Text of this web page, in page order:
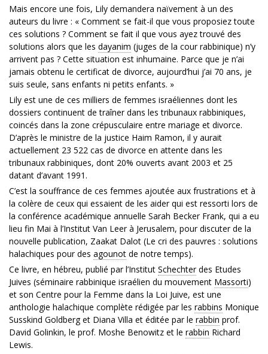
Mais encore une fois, Lily demandera naïvement à un des
auteurs du livre : « Comment se fait-il que vous proposiez toute
ces solutions ? Comment se fait il que vous ayez trouvé des
solutions alors que les dayanim (juges de la cour rabbinique) n’y
arrivent pas ? Cette situation est inhumaine. Parce que je n’ai
jamais obtenu le certificat de divorce, aujourd’hui j’ai 70 ans, je
suis seule, sans enfants ni petits enfants. »
Lily est une de ces milliers de femmes israéliennes dont les
dossiers continuent de traîner dans les tribunaux rabbiniques,
coincés dans la zone crépusculaire entre mariage et divorce.
D’après le ministre de la justice Haim Ramon, il y aurait
actuellement 23 522 cas de divorce en attente dans les
tribunaux rabbiniques, dont 20% ouverts avant 2003 et 25
datant d’avant 1991.
C’est la souffrance de ces femmes ajoutée aux frustrations et à
la colère de ceux qui essaient de les aider qui est ressorti lors de
la conférence académique annuelle Sarah Becker Frank, qui a eu
lieu fin Mai à l’Institut Van Leer à Jerusalem, pour discuter de la
nouvelle publication, Zaakat Dalot (Le cri des pauvres : solutions
halachiques pour des agounot de notre temps).
Ce livre, en hébreu, publié par l’Institut Schechterdes Etudes
Juives (séminaire rabbinique israélien du mouvement Massorti)
et son Centre pour la Femme dans la Loi Juive, est une
anthologie halachique complète rédigée par les rabbins Monique
Susskind Goldberg et Diana Villa et éditée par le rabbin prof.
David Golinkin, le prof. Moshe Benowitz et le rabbin Richard
Lewis.